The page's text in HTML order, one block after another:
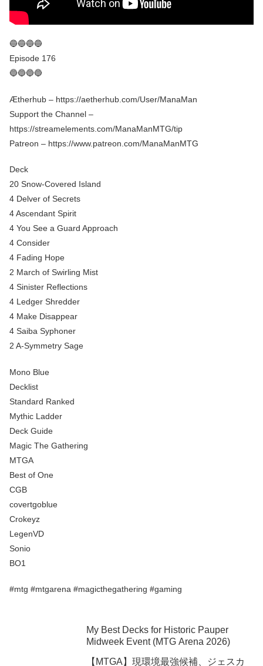
🔵🔵🔵🔵
Episode 176
🔵🔵🔵🔵
Ætherhub – https://aetherhub.com/User/ManaMan
Support the Channel –
https://streamelements.com/ManaManMTG/tip
Patreon – https://www.patreon.com/ManaManMTG
Deck
20 Snow-Covered Island
4 Delver of Secrets
4 Ascendant Spirit
4 You See a Guard Approach
4 Consider
4 Fading Hope
2 March of Swirling Mist
4 Sinister Reflections
4 Ledger Shredder
4 Make Disappear
4 Saiba Syphoner
2 A-Symmetry Sage
Mono Blue
Decklist
Standard Ranked
Mythic Ladder
Deck Guide
Magic The Gathering
MTGA
Best of One
CGB
covertgoblue
Crokeyz
LegenVD
Sonio
BO1
#mtg #mtgarena #magicthegathering #gaming
My Best Decks for Historic Pauper
Midweek Event (MTG Arena 2026)
【MTGA】現環境最強候補、ジェスカ